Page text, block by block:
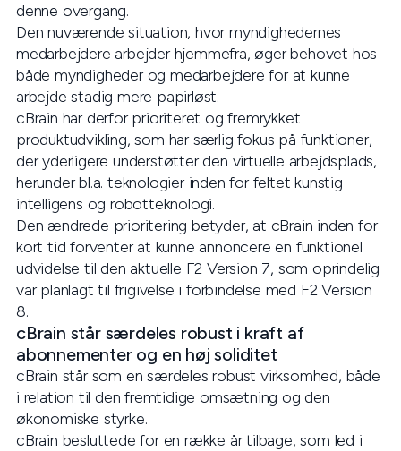
denne overgang.
Den nuværende situation, hvor myndighedernes
medarbejdere arbejder hjemmefra, øger behovet hos
både myndigheder og medarbejdere for at kunne
arbejde stadig mere papirløst.
cBrain har derfor prioriteret og fremrykket
produktudvikling, som har særlig fokus på funktioner,
der yderligere understøtter den virtuelle arbejdsplads,
herunder bl.a. teknologier inden for feltet kunstig
intelligens og robotteknologi.
Den ændrede prioritering betyder, at cBrain inden for
kort tid forventer at kunne annoncere en funktionel
udvidelse til den aktuelle F2 Version 7, som oprindelig
var planlagt til frigivelse i forbindelse med F2 Version
8.
cBrain står særdeles robust i kraft af
abonnementer og en høj soliditet
cBrain står som en særdeles robust virksomhed, både
i relation til den fremtidige omsætning og den
økonomiske styrke.
cBrain besluttede for en række år tilbage, som led i